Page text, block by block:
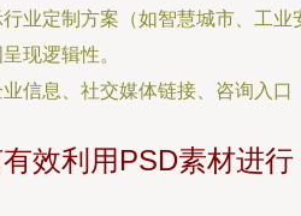
行业定制方案（如智慧城市、工业
现逻辑性。
业信息、社交媒体链接、咨询入口
效利用PSD素材进行